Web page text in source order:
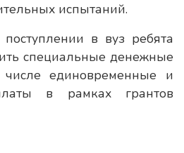
испытаний.
в вуз ребята
специальные денежные
единовременные и
в рамках грантов